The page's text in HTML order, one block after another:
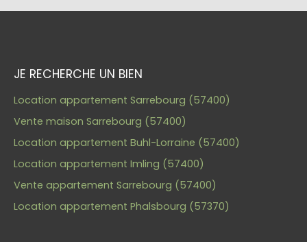
JE RECHERCHE UN BIEN
Location appartement Sarrebourg (57400)
Vente maison Sarrebourg (57400)
Location appartement Buhl-Lorraine (57400)
Location appartement Imling (57400)
Vente appartement Sarrebourg (57400)
Location appartement Phalsbourg (57370)